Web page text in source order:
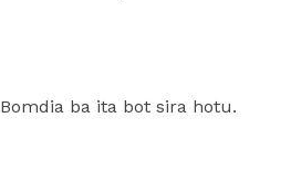
Bomdia ba ita bot sira hotu.